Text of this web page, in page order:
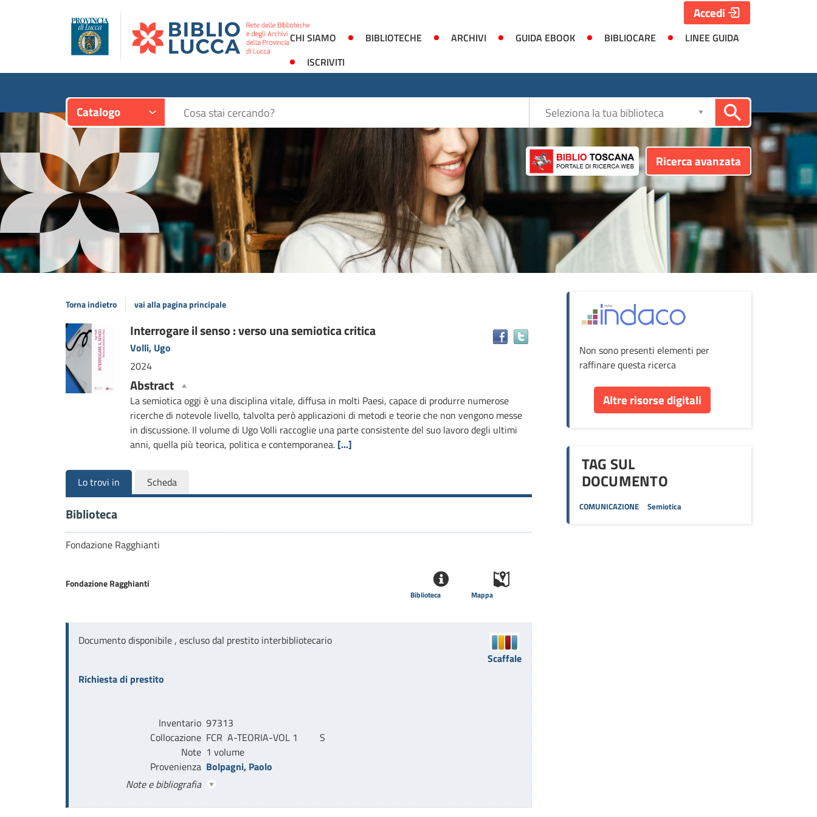
CHI SIAMO BIBLIOTECHE ARCHIVI GUIDA EBOOK BIBLIOCARE
LINEE GUIDA
ISCRIVITI
Accedi
Catalogo Cerca su "Catalogo"
Ricerca avanzata
Seleziona
la
Torna indietro vai alla pagina principale
Dettaglio
del
documento
Interrogare il senso : verso una semiotica critica
Volli, Ugo
2024
Abstract
La semiotica oggi è una disciplina vitale, diffusa in molti Paesi, capace di produrre numerose
ricerche di notevole livello, talvolta però applicazioni di metodi e teorie che non vengono messe
in discussione. Il volume di Ugo Volli raccoglie una parte consistente del suo lavoro degli ultimi
anni, quella più teorica, politica e contemporanea. [...]
Lo trovi in Scheda
Biblioteca
Fondazione Ragghianti
Fondazione Ragghianti
Mappa
Biblioteca
Documento disponibile , escluso dal prestito interbibliotecario
Richiesta di prestito
Inventario 97313
Collocazione FCR  A-TEORIA-VOL 1         S
Note 1 volume
Provenienza Bolpagni, Paolo
Note e bibliografia
Scaffale
Non sono presenti elementi per
raffinare questa ricerca
Altre risorse digitali
TAG SUL
DOCUMENTO
COMUNICAZIONE Semiotica